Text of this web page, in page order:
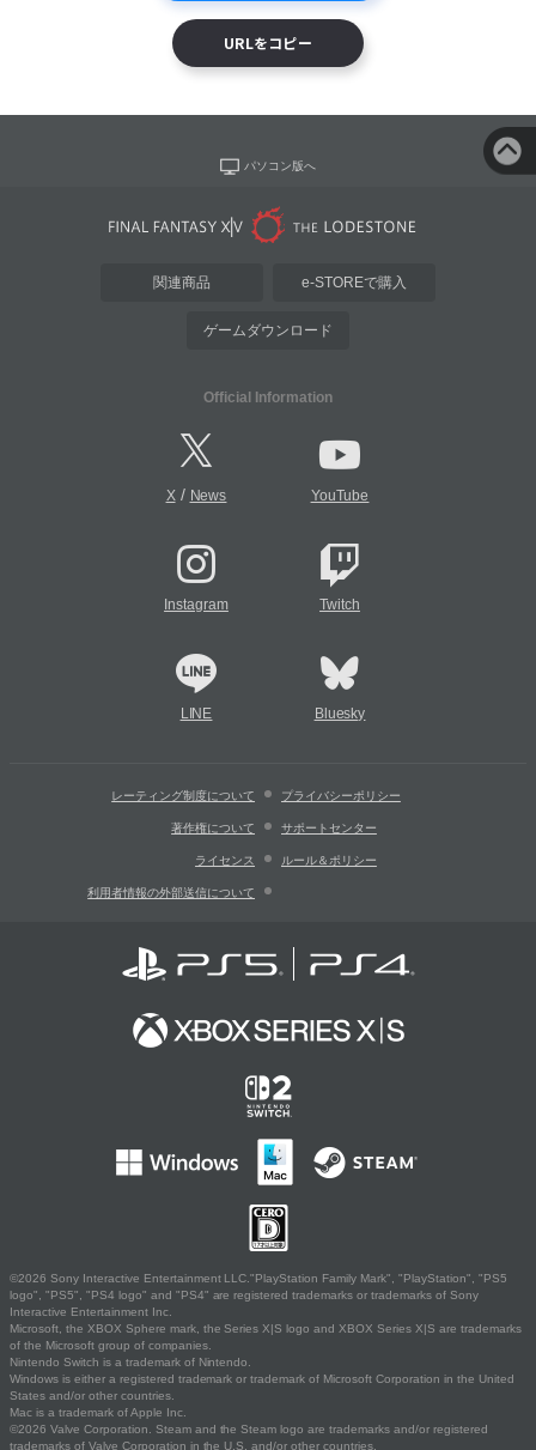
URLをコピー
パソコン版へ
関連商品 e-STOREで購入
ゲームダウンロード
Official Information
X/ News YouTube
Instagram Twitch
LINE Bluesky
レーティング制度について プライバシーポリシー
著作権について サポートセンター
ライセンス ルール＆ポリシー
利用者情報の外部送信について
©2026 Sony Interactive Entertainment LLC."PlayStation Family Mark", "PlayStation", "PS5
logo", "PS5", "PS4 logo" and "PS4" are registered trademarks or trademarks of Sony
Interactive Entertainment Inc.
Microsoft, the XBOX Sphere mark, the Series X|S logo and XBOX Series X|S are trademarks
of the Microsoft group of companies.
Nintendo Switch is a trademark of Nintendo.
Windows is either a registered trademark or trademark of Microsoft Corporation in the United
States and/or other countries.
Mac is a trademark of Apple Inc.
©2026 Valve Corporation. Steam and the Steam logo are trademarks and/or registered
trademarks of Valve Corporation in the U.S. and/or other countries.